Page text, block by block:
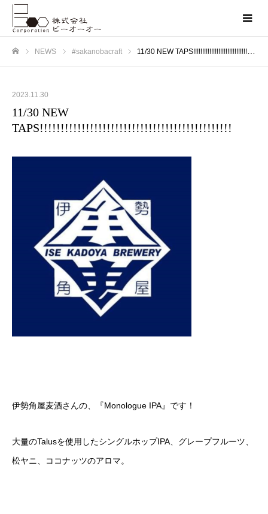
NEWS #sakanobacraft 11/30 NEW TAPS!!!!!!!!!!!!!!!!!!!!!!!!!!!!!!!!!!!!!!!!!!!!!!
2023.11.30
11/30 NEW
TAPS!!!!!!!!!!!!!!!!!!!!!!!!!!!!!!!!!!!!!!!!!!!!!!
伊勢角屋麦酒さんの、『Monologue IPA』です！
大量のTalusを使用したシングルホップIPA、グレープフルーツ、
松ヤニ、ココナッツのアロマ。